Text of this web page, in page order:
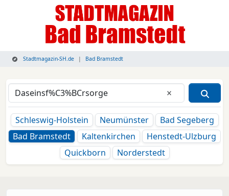
Stadtmagazin-SH.de Bad Bramstedt
Eingabe
Schleswig-Holstein
Neumünster
Bad Segeberg
Bad Bramstedt
Kaltenkirchen
Henstedt-Ulzburg
Quickborn
Norderstedt